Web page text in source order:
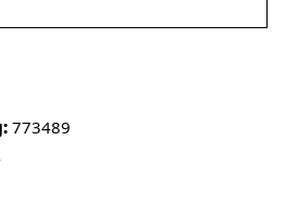
773489